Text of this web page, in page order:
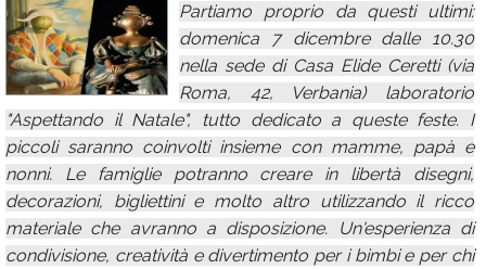
Rubriche
Calendario
Annunci
Partiamo proprio da questi ultimi:
domenica 7 dicembre dalle 10.30
nella sede di Casa Elide Ceretti (via
Roma, 42, Verbania) laboratorio
"Aspettando il Natale", tutto dedicato a queste feste. I
piccoli saranno coinvolti insieme con mamme, papà e
nonni. Le famiglie potranno creare in libertà disegni,
decorazioni, bigliettini e molto altro utilizzando il ricco
materiale che avranno a disposizione. Un'esperienza di
condivisione, creatività e divertimento per i bimbi e per chi